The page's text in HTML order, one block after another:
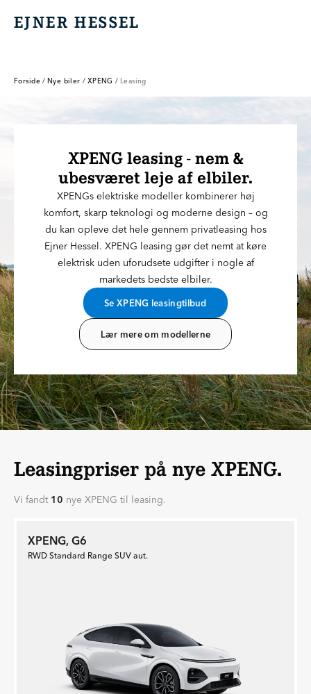
EJNER HESSEL
EJNER HESSEL
Forside / Nye biler / XPENG / Leasing
XPENG leasing - nem &
ubesværet leje af elbiler.
XPENGs elektriske modeller kombinerer høj
komfort, skarp teknologi og moderne design – og
du kan opleve det hele gennem privatleasing hos
Ejner Hessel. XPENG leasing gør det nemt at køre
elektrisk uden uforudsete udgifter i nogle af
markedets bedste elbiler.
Se XPENG leasingtilbud
Lær mere om modellerne
Leasingpriser på nye XPENG.
Vi fandt 10 nye XPENG til leasing.
XPENG, G6
RWD Standard Range SUV aut.